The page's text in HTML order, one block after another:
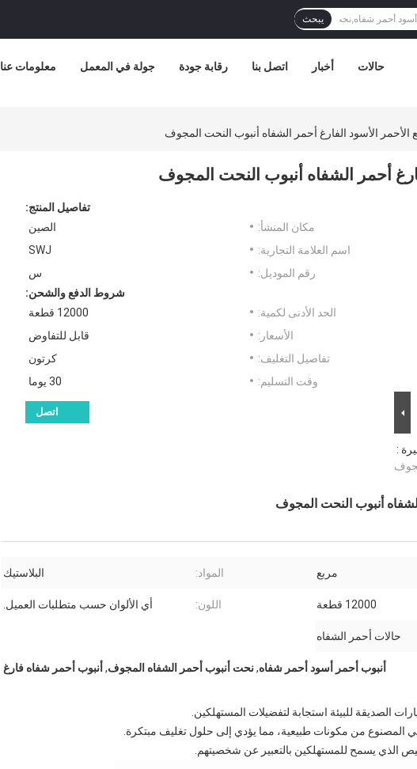
يبحث
معلومات عنا جولة في المعمل رقابة جودة اتصل بنا أخبار حالات
الأحمر الأسود الفارغ أحمر الشفاه أنبوب النحت المجوف
أحمر الشفاه أنبوب النحت المجوف
:
تفاصيل المنتج:
مكان المنشأ:
الصين
اسم العلامة التجارية:
SWJ
رقم الموديل:
س
شروط الدفع والشحن:
الحد الأدنى لكمية:
12000 قطعة
الأسعار:
قابل للتفاوض
تفاصيل التغليف:
كرتون
وقت التسليم:
30 يوما
اتصل
أنبوب النحت المجوف
مربع المواد: البلاستيك
12000 قطعة اللون: أي الألوان حسب متطلبات العميل.
حالات أحمر الشفاه
أنبوب أحمر أسود أحمر شفاه,نحت أنبوب أحمر الشفاه المجوف, أنبوب أحمر شفاه فارغ
الصديقة للبيئة استجابة لتفضيلات المستهلكين.
المصنوع من مكونات طبيعية، مما يؤدي إلى حلول تغليف مبتكرة.
الذي يسمح للمستهلكين بالتعبير عن شخصيتهم.